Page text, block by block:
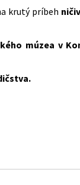
krutý príbeh
múzea v